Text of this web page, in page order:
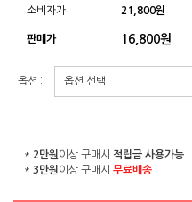
소비자가 21,800원
판매가 16,800원
옵션 :
* 2만원 이상 구매시 적립금 사용가능
* 3만원 이상 구매시 무료배송